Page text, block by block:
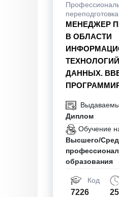
переподготовка
МЕНЕДЖЕР
В ОБЛАСТИ
ДАННЫХ.
Диплом
Обучение
Высшего/
образования
Код
7226